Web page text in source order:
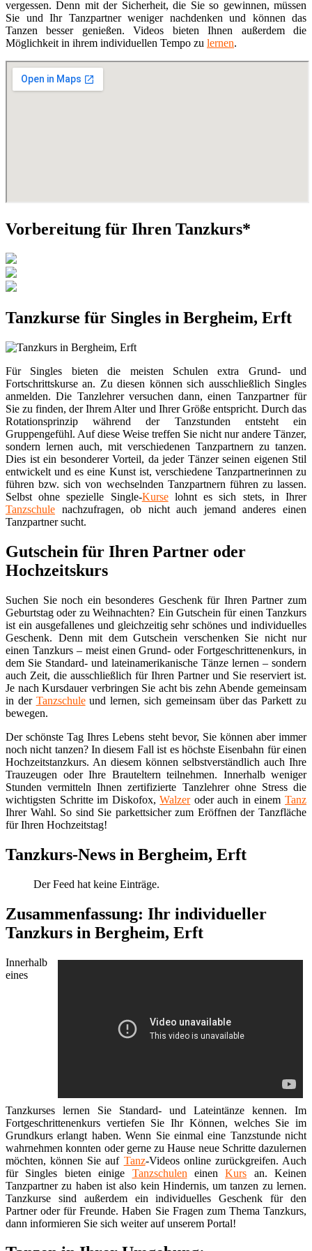
vergessen. Denn mit der Sicherheit, die Sie so gewinnen, müssen
Sie und Ihr Tanzpartner weniger nachdenken und können das
Tanzen besser genießen. Videos bieten Ihnen außerdem die
Möglichkeit in ihrem individuellen Tempo zu lernen.
Vorbereitung für Ihren Tanzkurs*
Tanzkurse für Singles in Bergheim, Erft
Für Singles bieten die meisten Schulen extra Grund- und
Fortschrittskurse an. Zu diesen können sich ausschließlich Singles
anmelden. Die Tanzlehrer versuchen dann, einen Tanzpartner für
Sie zu finden, der Ihrem Alter und Ihrer Größe entspricht. Durch das
Rotationsprinzip während der Tanzstunden entsteht ein
Gruppengefühl. Auf diese Weise treffen Sie nicht nur andere Tänzer,
sondern lernen auch, mit verschiedenen Tanzpartnern zu tanzen.
Dies ist ein besonderer Vorteil, da jeder Tänzer seinen eigenen Stil
entwickelt und es eine Kunst ist, verschiedene Tanzpartnerinnen zu
führen bzw. sich von wechselnden Tanzpartnern führen zu lassen.
Selbst ohne spezielle Single-Kurselohnt es sich stets, in Ihrer
Tanzschule nachzufragen, ob nicht auch jemand anderes einen
Tanzpartner sucht.
Gutschein für Ihren Partner oder
Hochzeitskurs
Suchen Sie noch ein besonderes Geschenk für Ihren Partner zum
Geburtstag oder zu Weihnachten? Ein Gutschein für einen Tanzkurs
ist ein ausgefallenes und gleichzeitig sehr schönes und individuelles
Geschenk. Denn mit dem Gutschein verschenken Sie nicht nur
einen Tanzkurs – meist einen Grund- oder Fortgeschrittenenkurs, in
dem Sie Standard- und lateinamerikanische Tänze lernen – sondern
auch Zeit, die ausschließlich für Ihren Partner und Sie reserviert ist.
Je nach Kursdauer verbringen Sie acht bis zehn Abende gemeinsam
in der Tanzschuleund lernen, sich gemeinsam über das Parkett zu
bewegen.
Der schönste Tag Ihres Lebens steht bevor, Sie können aber immer
noch nicht tanzen? In diesem Fall ist es höchste Eisenbahn für einen
Hochzeitstanzkurs. An diesem können selbstverständlich auch Ihre
Trauzeugen oder Ihre Brauteltern teilnehmen. Innerhalb weniger
Stunden vermitteln Ihnen zertifizierte Tanzlehrer ohne Stress die
wichtigsten Schritte im Diskofox,Walzeroder auch in einemTanz
Ihrer Wahl. So sind Sie parkettsicher zum Eröffnen der Tanzfläche
für Ihren Hochzeitstag!
Tanzkurs-News in Bergheim, Erft
Der Feed hat keine Einträge.
Zusammenfassung: Ihr individueller
Tanzkurs in Bergheim, Erft
Innerhalb
eines
Tanzkurses lernen Sie Standard- und Lateintänze kennen. Im
Fortgeschrittenenkurs vertiefen Sie Ihr Können, welches Sie im
Grundkurs erlangt haben. Wenn Sie einmal eine Tanzstunde nicht
wahrnehmen konnten oder gerne zu Hause neue Schritte dazulernen
möchten, können Sie auf Tanz-Videos online zurückgreifen. Auch
für Singles bieten einige Tanzschulen einenKurs an. Keinen
Tanzpartner zu haben ist also kein Hindernis, um tanzen zu lernen.
Tanzkurse sind außerdem ein individuelles Geschenk für den
Partner oder für Freunde. Haben Sie Fragen zum Thema Tanzkurs,
dann informieren Sie sich weiter auf unserem Portal!